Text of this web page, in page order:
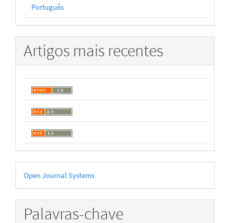
Português
Artigos mais recentes
Desenvolvido
por
Open Journal Systems
Palavras-chave